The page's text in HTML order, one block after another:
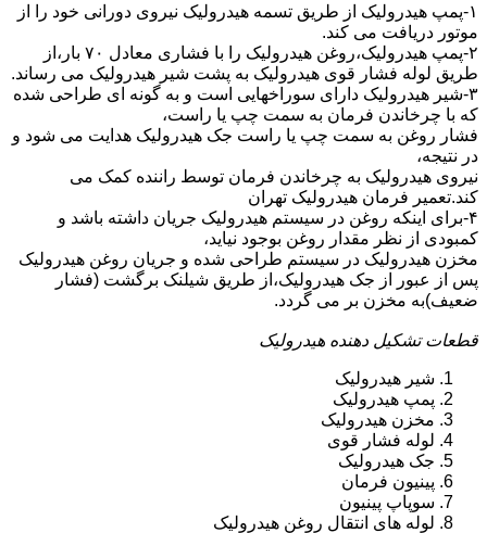
۱-پمپ هیدرولیک از طریق تسمه هیدرولیک نیروی دورانی خود را از
موتور دریافت می کند.
۲-پمپ هیدرولیک،روغن هیدرولیک را با فشاری معادل ۷۰ بار،از
طریق لوله فشار قوی هیدرولیک به پشت شیر هیدرولیک می رساند.
۳-شیر هیدرولیک دارای سوراخهایی است و به گونه ای طراحی شده
که با چرخاندن فرمان به سمت چپ یا راست،
فشار روغن به سمت چپ یا راست جک هیدرولیک هدایت می شود و
در نتیجه،
نیروی هیدرولیک به چرخاندن فرمان توسط راننده کمک می
کند.تعمیر فرمان هیدرولیک تهران
۴-برای اینکه روغن در سیستم هیدرولیک جریان داشته باشد و
کمبودی از نظر مقدار روغن بوجود نیاید،
مخزن هیدرولیک در سیستم طراحی شده و جریان روغن هیدرولیک
پس از عبور از جک هیدرولیک،از طریق شیلنک برگشت (فشار
ضعیف)به مخزن بر می گردد.
قطعات تشکیل دهنده هیدرولیک
شیر هیدرولیک
پمپ هیدرولیک
مخزن هیدرولیک
لوله فشار قوی
جک هیدرولیک
پینیون فرمان
سوپاپ پینیون
لوله های انتقال روغن هیدرولیک